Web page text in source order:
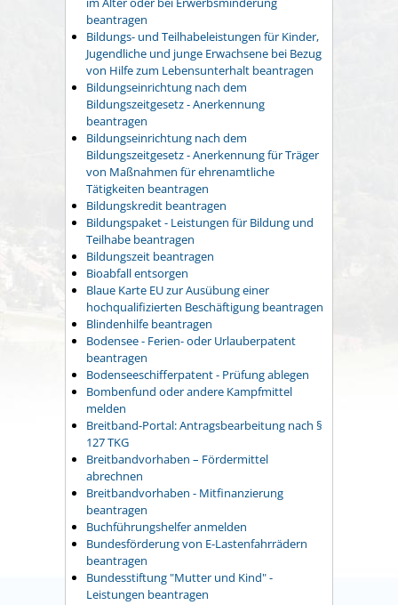
beantragen
Bildungs- und Teilhabeleistungen für Kinder,
Jugendliche und junge Erwachsene bei Bezug
von Hilfe zum Lebensunterhalt beantragen
Bildungseinrichtung nach dem
Bildungszeitgesetz - Anerkennung
beantragen
Bildungseinrichtung nach dem
Bildungszeitgesetz - Anerkennung für Träger
von Maßnahmen für ehrenamtliche
Tätigkeiten beantragen
Bildungskredit beantragen
Bildungspaket - Leistungen für Bildung und
Teilhabe beantragen
Bildungszeit beantragen
Bioabfall entsorgen
Blaue Karte EU zur Ausübung einer
hochqualifizierten Beschäftigung beantragen
Blindenhilfe beantragen
Bodensee - Ferien- oder Urlauberpatent
beantragen
Bodenseeschifferpatent - Prüfung ablegen
Bombenfund oder andere Kampfmittel
melden
Breitband-Portal: Antragsbearbeitung nach §
127 TKG
Breitbandvorhaben – Fördermittel
abrechnen
Breitbandvorhaben - Mitfinanzierung
beantragen
Buchführungshelfer anmelden
Bundesförderung von E-Lastenfahrrädern
beantragen
Bundesstiftung "Mutter und Kind" -
Leistungen beantragen